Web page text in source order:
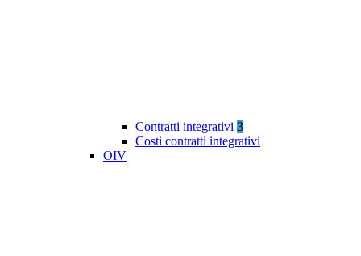
Contratti integrativi 3
Costi contratti integrativi
OIV